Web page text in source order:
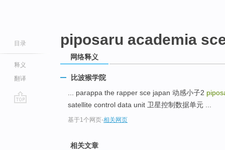
目录
释义
翻译
piposaru academia
网络释义
比波猴学院
... parappa the rapper sce japan 动感小子2
satellite control data unit 卫星控制数据单元 ...
基于1个网页-相关网页
相关文章